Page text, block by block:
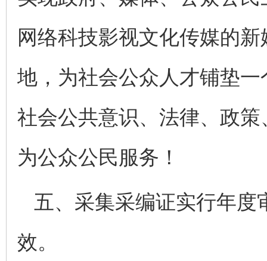
网络科技影视文化传媒的
地，为社会公众人才铺垫
社会公共意识、法律、政
为公众公民服务！
五、采集采编证实行年度
效。